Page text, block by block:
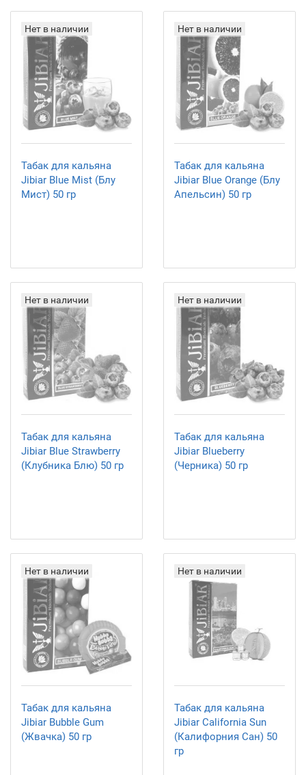
Нет в наличии
Табак для кальяна
Jibiar Blue Mist (Блу
Мист) 50 гр
Нет в наличии
Табак для кальяна
Jibiar Blue Orange (Блу
Апельсин) 50 гр
Нет в наличии
Табак для кальяна
Jibiar Blue Strawberry
(Клубника Блю) 50 гр
Нет в наличии
Табак для кальяна
Jibiar Blueberry
(Черника) 50 гр
Нет в наличии
Табак для кальяна
Jibiar Bubble Gum
(Жвачка) 50 гр
Нет в наличии
Табак для кальяна
Jibiar California Sun
(Калифорния Сан) 50
гр